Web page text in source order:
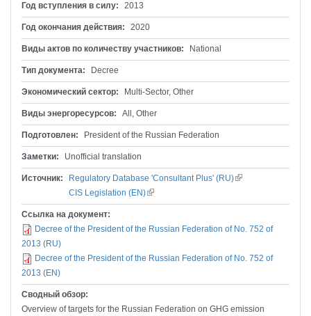
Год вступления в силу: 2013
Год окончания действия: 2020
Виды актов по количеству участников: National
Тип документа: Decree
Экономический сектор: Multi-Sector, Other
Виды энергоресурсов: All, Other
Подготовлен: President of the Russian Federation
Заметки: Unofficial translation
Источник: Regulatory Database 'Consultant Plus' (RU)(внешняя
CIS Legislation (EN)(внешняя ссылка)
Ссылка на документ:
Decree of the President of the Russian Federation of No. 752 of
2013 (RU)
Decree of the President of the Russian Federation of No. 752 of
2013 (EN)
Сводный обзор:
Overview of targets for the Russian Federation on GHG emission